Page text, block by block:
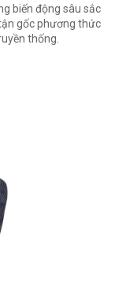
biến động sâu sắc
gốc phương thức
thống.